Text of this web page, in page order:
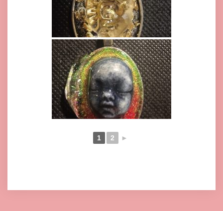
1 2 ►